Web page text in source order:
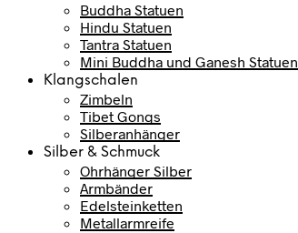
Buddha Statuen
Hindu Statuen
Tantra Statuen
Mini Buddha und Ganesh Statuen
Klangschalen
Zimbeln
Tibet Gongs
Silberanhänger
Silber & Schmuck
Ohrhänger Silber
Armbänder
Edelsteinketten
Metallarmreife